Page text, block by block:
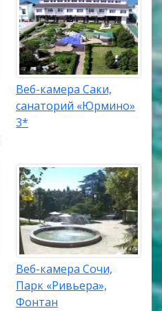
Веб-камера Саки,
санаторий «Юрмино»
3*
Веб-камера Сочи,
Парк «Ривьера»,
Фонтан